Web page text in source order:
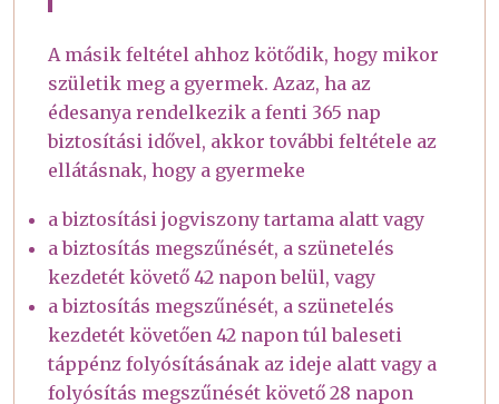
A másik feltétel ahhoz kötődik, hogy mikor
születik meg a gyermek. Azaz, ha az
édesanya rendelkezik a fenti 365 nap
biztosítási idővel, akkor további feltétele az
ellátásnak, hogy a gyermeke
a biztosítási jogviszony tartama alatt vagy
a biztosítás megszűnését, a szünetelés
kezdetét követő 42 napon belül, vagy
a biztosítás megszűnését, a szünetelés
kezdetét követően 42 napon túl baleseti
táppénz folyósításának az ideje alatt vagy a
folyósítás megszűnését követő 28 napon